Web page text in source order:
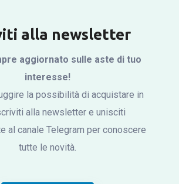
alla newsletter
aggiornato sulle aste di tuo
interesse!
la possibilità di acquistare in
alla newsletter e unisciti
al canale Telegram per conoscere
tutte le novità.